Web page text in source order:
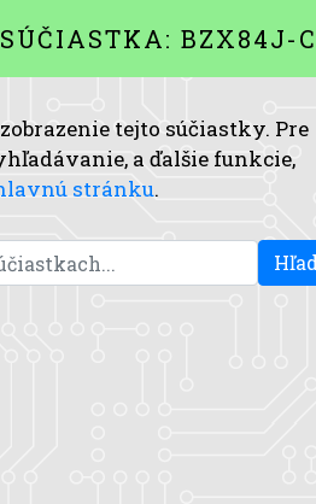
BZX84J-
tejto súčiastky. Pre
a ďalšie funkcie,
stránku.